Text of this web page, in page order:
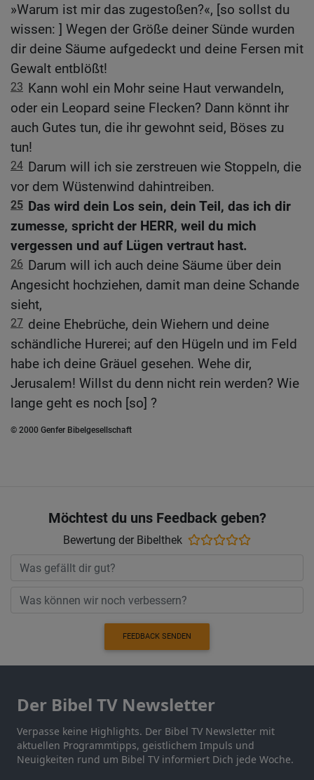
»Warum ist mir das zugestoßen?«, [so sollst du
wissen: ] Wegen der Größe deiner Sünde wurden
dir deine Säume aufgedeckt und deine Fersen mit
Gewalt entblößt!
23 Kann wohl ein Mohr seine Haut verwandeln,
oder ein Leopard seine Flecken? Dann könnt ihr
auch Gutes tun, die ihr gewohnt seid, Böses zu
tun!
24 Darum will ich sie zerstreuen wie Stoppeln, die
vor dem Wüstenwind dahintreiben.
25 Das wird dein Los sein, dein Teil, das ich dir
zumesse, spricht der HERR, weil du mich
vergessen und auf Lügen vertraut hast.
26 Darum will ich auch deine Säume über dein
Angesicht hochziehen, damit man deine Schande
sieht,
27 deine Ehebrüche, dein Wiehern und deine
schändliche Hurerei; auf den Hügeln und im Feld
habe ich deine Gräuel gesehen. Wehe dir,
Jerusalem! Willst du denn nicht rein werden? Wie
lange geht es noch [so] ?
© 2000 Genfer Bibelgesellschaft
Möchtest du uns Feedback geben?
Bewertung der Bibelthek
FEEDBACK SENDEN
Der Bibel TV Newsletter
Verpasse keine Highlights. Der Bibel TV Newsletter mit
aktuellen Programmtipps, geistlichem Impuls und
Neuigkeiten rund um Bibel TV informiert Dich jede Woche.